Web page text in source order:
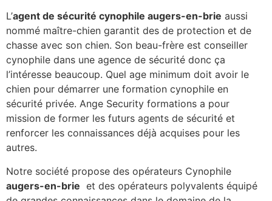
L’agent de sécurité cynophile augers-en-brie aussi
nommé maître-chien garantit des de protection et de
chasse avec son chien. Son beau-frère est conseiller
cynophile dans une agence de sécurité donc ça
l’intéresse beaucoup. Quel age minimum doit avoir le
chien pour démarrer une formation cynophile en
sécurité privée. Ange Security formations a pour
mission de former les futurs agents de sécurité et
renforcer les connaissances déjà acquises pour les
autres.
Notre société propose des opérateurs Cynophile
augers-en-brie et des opérateurs polyvalents équipé